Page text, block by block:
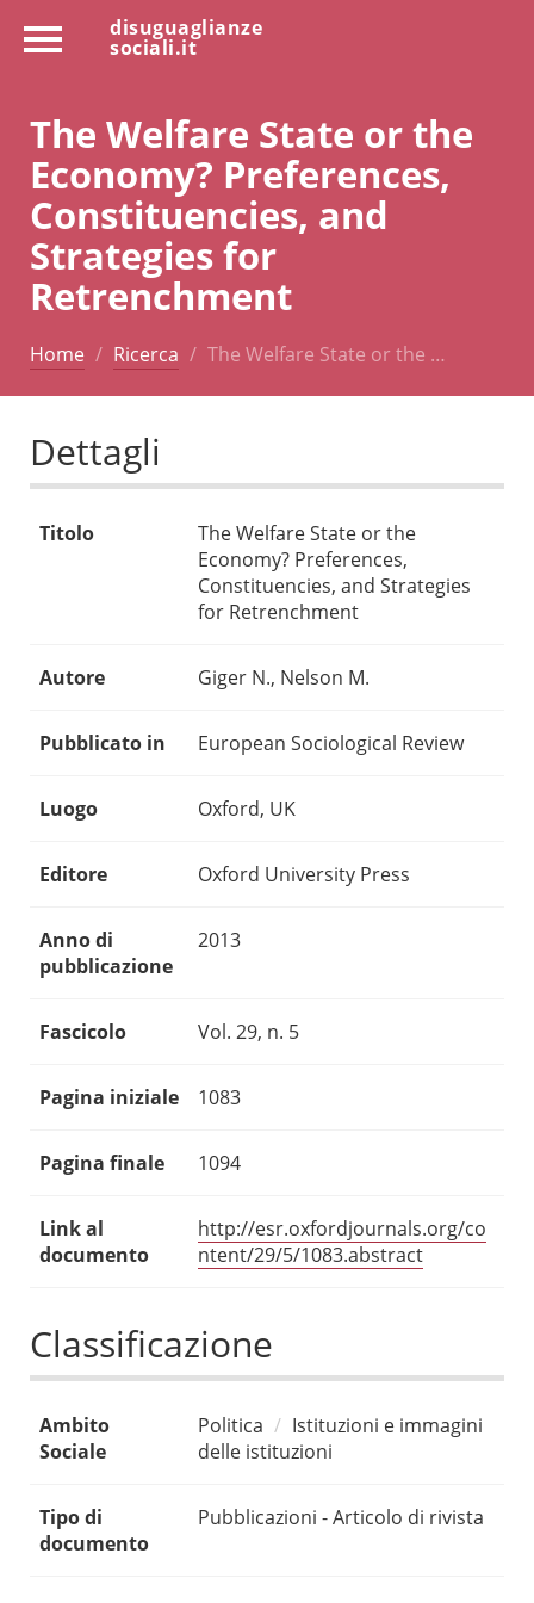
disuguaglianze
sociali.it
The Welfare State or the
Economy? Preferences,
Constituencies, and
Strategies for
Retrenchment
Home Ricerca The Welfare State or the …
Dettagli
Titolo
The Welfare State or the
Economy? Preferences,
Constituencies, and Strategies
for Retrenchment
Autore Giger N., Nelson M.
Pubblicato in European Sociological Review
Luogo Oxford, UK
Editore Oxford University Press
Anno di
pubblicazione
2013
Fascicolo Vol. 29, n. 5
Pagina iniziale 1083
Pagina finale 1094
Link al
documento
http://esr.oxfordjournals.org/co
ntent/29/5/1083.abstract
Classificazione
Ambito
Sociale
Politica
Istituzioni e immagini
delle istituzioni
Tipo di
documento
Pubblicazioni - Articolo di rivista